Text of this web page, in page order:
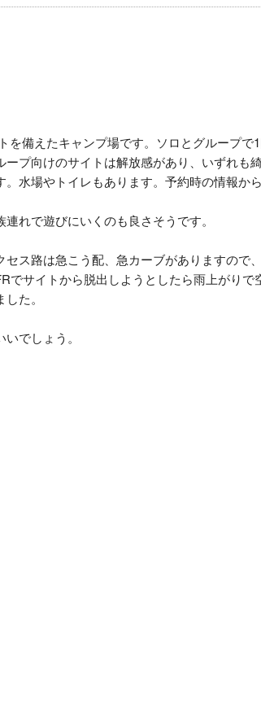
を備えたキャンプ場です。ソロとグループで1
プ向けのサイトは解放感があり、いずれも
水場やトイレもあります。予約時の情報か
れで遊びにいくのも良さそうです。
ス路は急こう配、急カーブがありますので
でサイトから脱出しようとしたら雨上がりで
た。
でしょう。